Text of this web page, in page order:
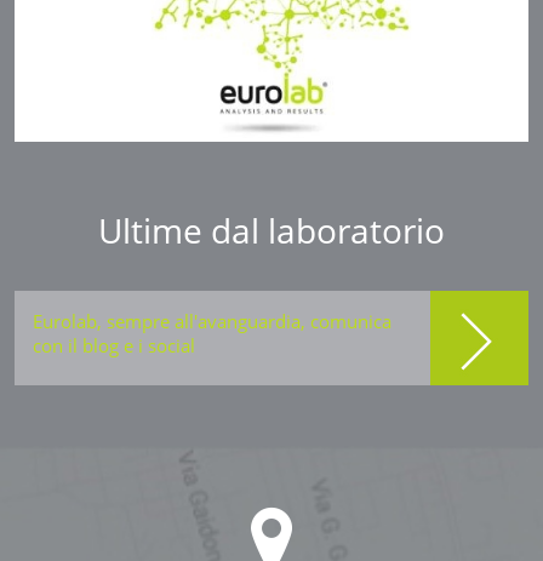
Ultime dal laboratorio
Eurolab, sempre all'avanguardia, comunica
con il blog e i social